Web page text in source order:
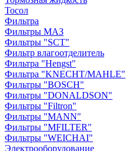
Тосол
Фильтра
Фильтры МАЗ
Фильтры "SCT"
Фильтр влагоотделитель
Фильтра "Hengst"
Фильтра "KNECHT/MAHLE"
Фильтры "BOSCH"
Фильтры "DONALDSON"
Фильтры "Filtron"
Фильтры "MANN"
Фильтры "MFILTER"
Фильтры "WEICHAI"
Электрооборудование